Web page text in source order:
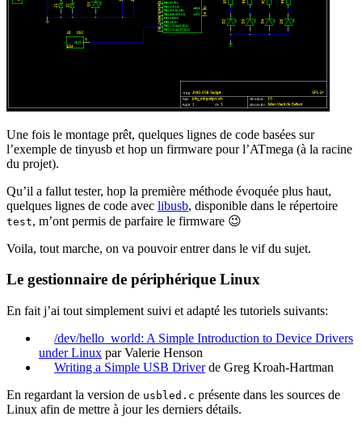
Une fois le montage prêt, quelques lignes de code basées sur
l’exemple de tinyusb et hop un firmware pour l’ATmega (à la racine
du projet).
Qu’il a fallut tester, hop la première méthode évoquée plus haut,
quelques lignes de code avec libusb, disponible dans le répertoire
test, m’ont permis de parfaire le firmware 😉
Voila, tout marche, on va pouvoir entrer dans le vif du sujet.
Le gestionnaire de périphérique Linux
En fait j’ai tout simplement suivi et adapté les tutoriels suivants:
/dev/hello_world: A Simple Introduction to Device Drivers
under Linux par Valerie Henson
Writing a Simple USB Driverde Greg Kroah-Hartman
En regardant la version de usbled.c présente dans les sources de
Linux afin de mettre à jour les derniers détails.